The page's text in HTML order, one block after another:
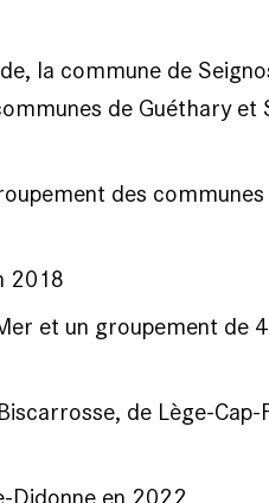
la commune de
de Guéthary et
des
2018
et un groupement de
de Lège-
Didonne en 2022